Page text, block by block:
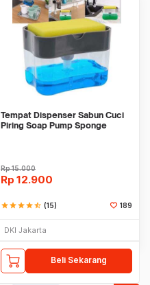
Tempat Dispenser Sabun Cuci
Piring Soap Pump Sponge
Rp15.000
Rp 12.900
starstarstarstarstar_half (15) 189
DKI Jakarta
Beli Sekarang